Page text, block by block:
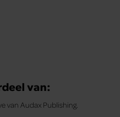
van:
van Audax Publishing.